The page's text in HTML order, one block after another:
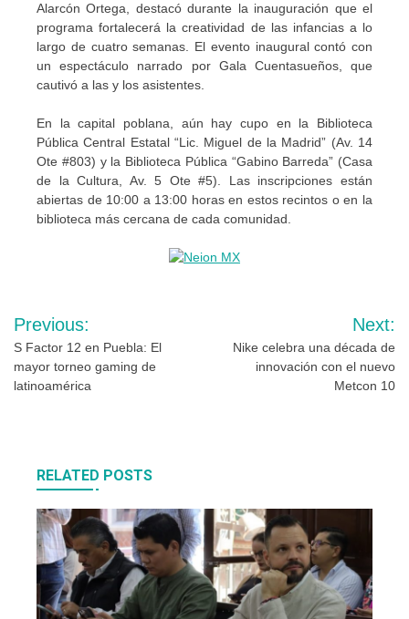
Alarcón Ortega, destacó durante la inauguración que el
programa fortalecerá la creatividad de las infancias a lo
largo de cuatro semanas. El evento inaugural contó con
un espectáculo narrado por Gala Cuentasueños, que
cautivó a las y los asistentes.
En la capital poblana, aún hay cupo en la Biblioteca
Pública Central Estatal “Lic. Miguel de la Madrid” (Av. 14
Ote #803) y la Biblioteca Pública “Gabino Barreda” (Casa
de la Cultura, Av. 5 Ote #5). Las inscripciones están
abiertas de 10:00 a 13:00 horas en estos recintos o en la
biblioteca más cercana de cada comunidad.
Navegación
de
entradas
Previous:
S Factor 12 en Puebla: El
mayor torneo gaming de
latinoamérica
Next:
Nike celebra una década de
innovación con el nuevo
Metcon 10
RELATED POSTS